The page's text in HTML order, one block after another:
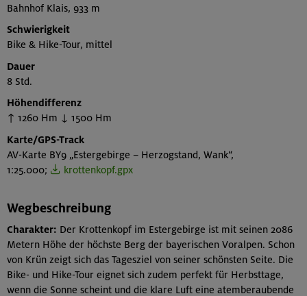
Bahnhof Klais, 933 m
Schwierigkeit
Bike & Hike-Tour, mittel
Dauer
8 Std.
Höhendifferenz
↑ 1260 Hm ↓ 1500 Hm
Karte/GPS-Track
AV-Karte BY9 „Estergebirge – Herzogstand, Wank“,
1:25.000;
krottenkopf.gpx
Wegbeschreibung
Charakter: Der Krottenkopf im Estergebirge ist mit seinen 2086
Metern Höhe der höchste Berg der bayerischen Voralpen. Schon
von Krün zeigt sich das Tagesziel von seiner schönsten Seite. Die
Bike- und Hike-Tour eignet sich zudem perfekt für Herbsttage,
wenn die Sonne scheint und die klare Luft eine atemberaubende